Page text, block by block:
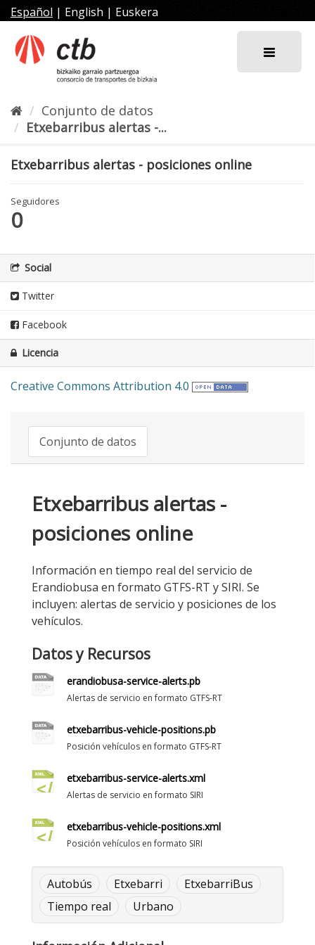
al
contenido
Español | English | Euskera
Conjunto de datos
Etxebarribus alertas -...
Etxebarribus alertas - posiciones online
Seguidores
0
Social
Twitter
Facebook
Licencia
Creative Commons Attribution 4.0
Conjunto de datos
Etxebarribus alertas -
posiciones online
Información en tiempo real del servicio de
Erandiobusa en formato GTFS-RT y SIRI. Se
incluyen: alertas de servicio y posiciones de los
vehículos.
Datos y Recursos
erandiobusa-service-alerts.pb
Alertas de servicio en formato GTFS-RT
etxebarribus-vehicle-positions.pb
Posición vehículos en formato GTFS-RT
etxebarribus-service-alerts.xml
Alertas de servicio en formato SIRI
etxebarribus-vehicle-positions.xml
Posición vehículos en formato SIRI
Autobús Etxebarri
EtxebarriBus
Tiempo real
Urbano